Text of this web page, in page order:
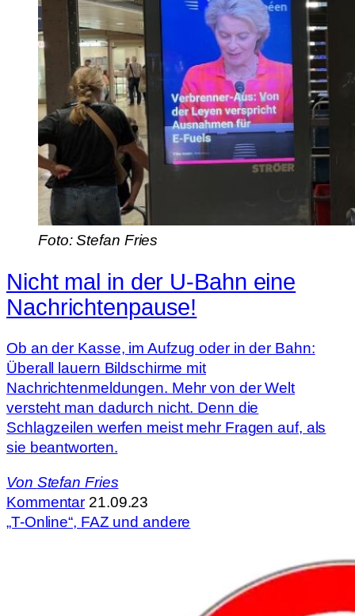
Foto: Stefan Fries
Nicht mal in der U-Bahn eine
Nachrichtenpause!
Ob an der Kasse, im Aufzug oder in der Bahn:
Überall lauern Bildschirme mit
Nachrichtenmeldungen. Mehr von der Welt
versteht man dadurch nicht. Denn die
Schlagzeilen werfen meist mehr Fragen auf, als
sie beantworten.
Von Stefan Fries
Kommentar 21.09.23
„T-Online“, FAZ und andere